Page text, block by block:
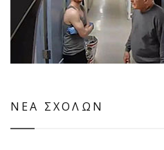
ΝΕΑ ΣΧΟΛΩΝ